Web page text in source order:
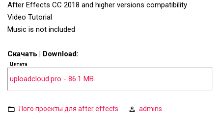
After Effects CC 2018 and higher versions compatibility
Video Tutorial
Music is not included
Скачать | Download:
Цитата
uploadcloud.pro - 86.1 MB
Лого проекты для after effects admins